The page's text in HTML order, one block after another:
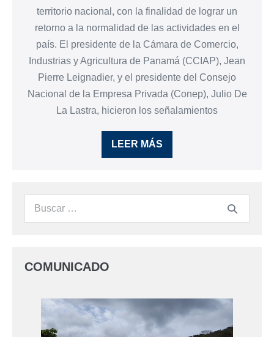
territorio nacional, con la finalidad de lograr un
retorno a la normalidad de las actividades en el
país. El presidente de la Cámara de Comercio,
Industrias y Agricultura de Panamá (CCIAP), Jean
Pierre Leignadier, y el presidente del Consejo
Nacional de la Empresa Privada (Conep), Julio De
La Lastra, hicieron los señalamientos
LEER MÁS
COMUNICADO